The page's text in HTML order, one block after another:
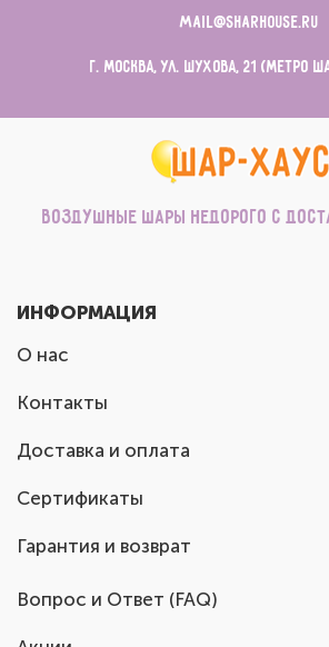
mail@sharhouse.ru
г. Москва, ул. Шухова, 21 (метро
Воздушные шары недорого с
ИНФОРМАЦИЯ
О нас
Контакты
Доставка и оплата
Сертификаты
Гарантия и возврат
Вопрос и Ответ (FAQ)